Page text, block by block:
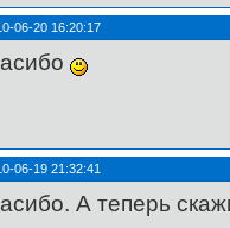
06-20 16:20:17
06-19 21:32:41
А теперь